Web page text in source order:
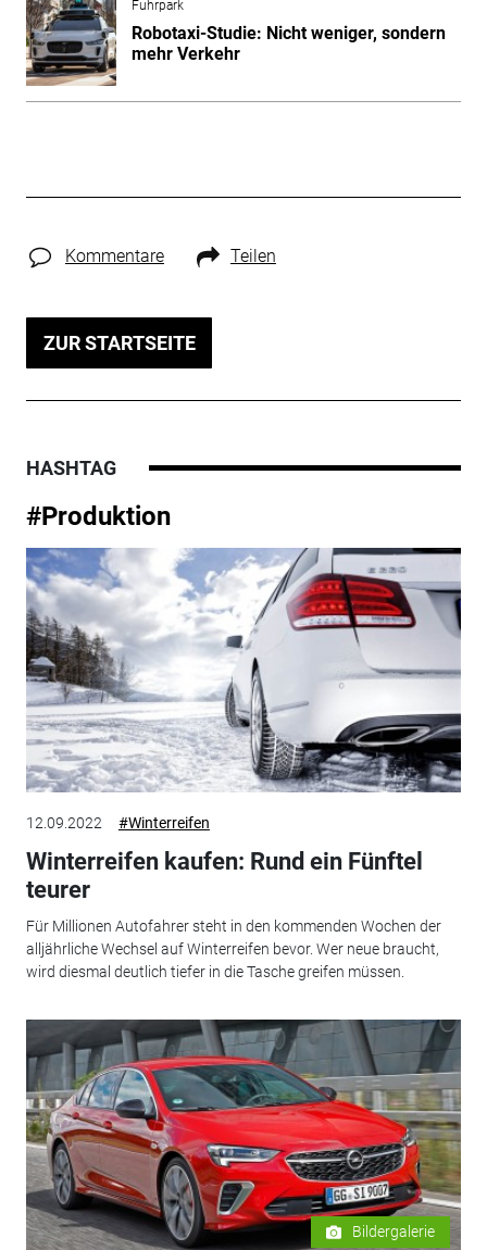
Fuhrpark
Robotaxi-Studie: Nicht weniger, sondern
mehr Verkehr
Kommentare Teilen
ZUR STARTSEITE
HASHTAG
#Produktion
12.09.2022 #Winterreifen
Winterreifen kaufen: Rund ein Fünftel
teurer
Für Millionen Autofahrer steht in den kommenden Wochen der
alljährliche Wechsel auf Winterreifen bevor. Wer neue braucht,
wird diesmal deutlich tiefer in die Tasche greifen müssen.
Bildergalerie